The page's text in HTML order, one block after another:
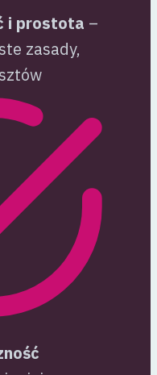
i prostota –
zasady,